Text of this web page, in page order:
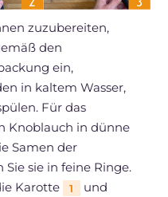
zuzubereiten,
den
ein,
in kaltem Wasser,
Für das
Knoblauch in dünne
Samen der
sie in feine Ringe.
Karotte
1
und